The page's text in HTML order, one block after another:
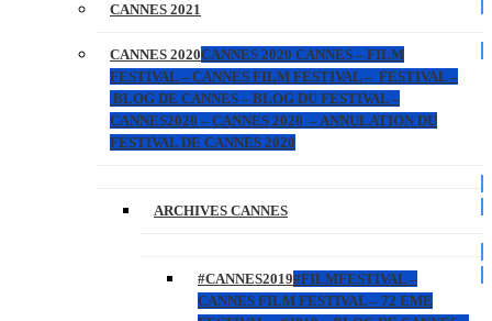
CANNES 2021
CANNES 2020CANNES 2020 CANNES – FILM
FESTIVAL – CANNES FILM FESTIVAL – FESTIVAL –
BLOG DE CANNES – BLOG DU FESTIVAL –
CANNES2020 – CANNES 2020 – ANNULATION DU
FESTIVAL DE CANNES 2020
ARCHIVES CANNES
#CANNES2019#FILMFESTIVAL –
CANNES FILM FESTIVAL – 72 EME